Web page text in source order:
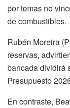
por temas no
de combustibles.
Rubén Moreira
reservas,
bancada dividirá
Presupuesto
En contraste,